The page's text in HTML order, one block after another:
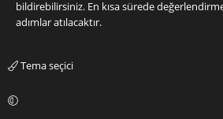
bildirebilirsiniz. En kısa sürede
adımlar atılacaktır.
Tema seçici